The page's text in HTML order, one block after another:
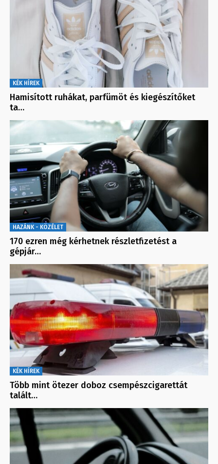
KÉK HÍREK
Hamisított ruhákat, parfümöt és kiegészítőket
ta…
HAZÁNK - KÖZÉLET
170 ezren még kérhetnek részletfizetést a
gépjár…
KÉK HÍREK
Több mint ötezer doboz csempészcigarettát
talált…